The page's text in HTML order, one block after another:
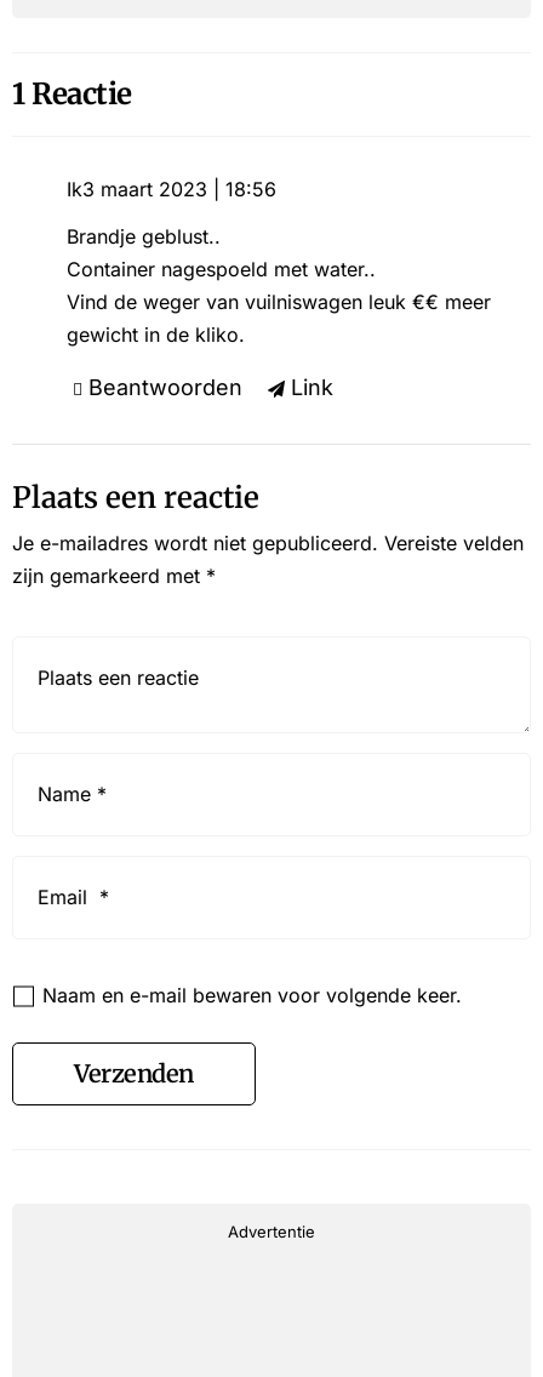
1 Reactie
Ik3 maart 2023 | 18:56
Brandje geblust..
Container nagespoeld met water..
Vind de weger van vuilniswagen leuk €€ meer
gewicht in de kliko.
Beantwoorden Link
Plaats een reactie
Je e-mailadres wordt niet gepubliceerd. Vereiste velden
zijn gemarkeerd met *
Naam en e-mail bewaren voor volgende keer.
Verzenden
Advertentie